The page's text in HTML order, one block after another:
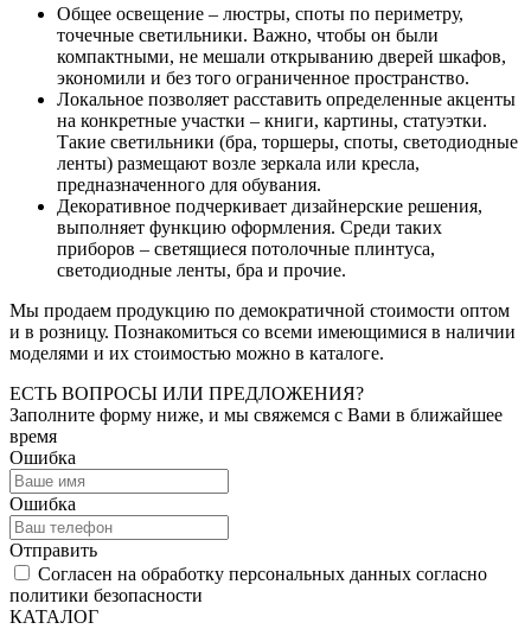
Общее освещение – люстры, споты по периметру,
точечные светильники. Важно, чтобы он были
компактными, не мешали открыванию дверей шкафов,
экономили и без того ограниченное пространство.
Локальное позволяет расставить определенные акценты
на конкретные участки – книги, картины, статуэтки.
Такие светильники (бра, торшеры, споты, светодиодные
ленты) размещают возле зеркала или кресла,
предназначенного для обувания.
Декоративное подчеркивает дизайнерские решения,
выполняет функцию оформления. Среди таких
приборов – светящиеся потолочные плинтуса,
светодиодные ленты, бра и прочие.
Мы продаем продукцию по демократичной стоимости оптом
и в розницу. Познакомиться со всеми имеющимися в наличии
моделями и их стоимостью можно в каталоге.
ЕСТЬ ВОПРОСЫ ИЛИ ПРЕДЛОЖЕНИЯ?
Заполните форму ниже, и мы свяжемся с Вами в ближайшее
время
Ошибка
Ошибка
Отправить
Согласен на обработку персональных данных согласно
политики безопасности
КАТАЛОГ